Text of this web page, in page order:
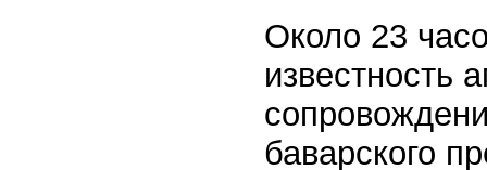
Около 23
известность
баварского